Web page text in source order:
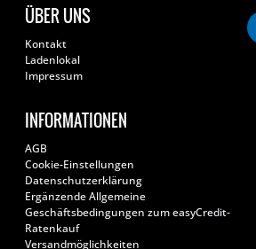
ÜBER UNS
Kontakt
Ladenlokal
Impressum
INFORMATIONEN
AGB
Cookie-Einstellungen
Datenschutzerklärung
Ergänzende Allgemeine
Geschäftsbedingungen zum easyCredit-
Ratenkauf
Versandmöglichkeiten